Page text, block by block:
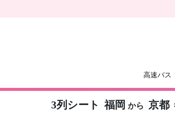
高速バス
3列シート 福岡 から 京都